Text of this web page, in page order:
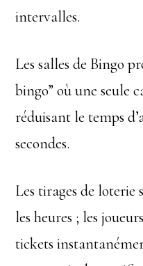
intervalles.
Les salles de Bingo
bingo” où une seule
réduisant le temps
secondes.
Les tirages de
les heures ; les
tickets